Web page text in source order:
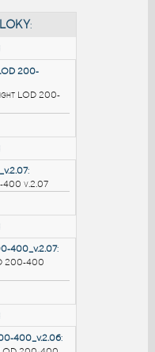
BLOKY
200-
Longlight LOD 200-
400_v.2.07:
200-400 v.2.07